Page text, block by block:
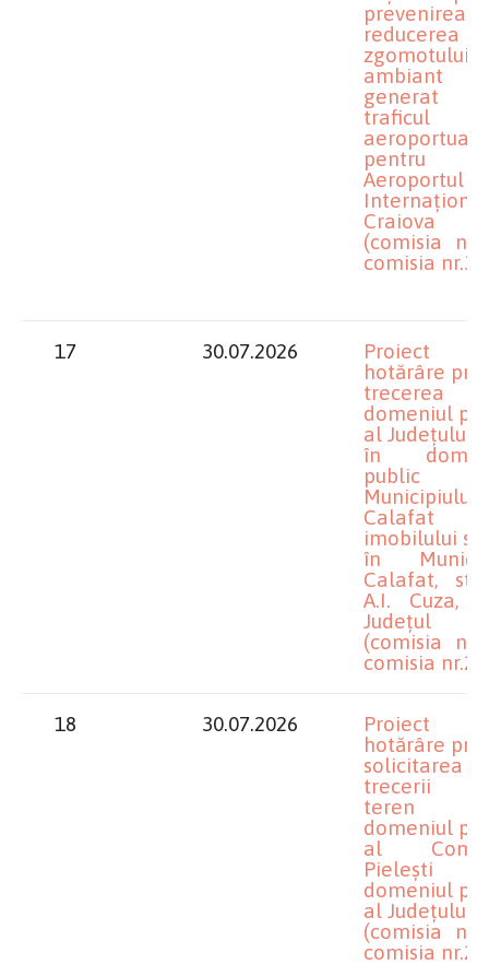
reducerea
zgomotului
ambiant
generat
traficul
aeroportuar
pentru
Aeroportul
Internațional
Craiova
(comisia
comisia nr.3)
17 30.07.2026
Proiect
hotărâre
trecerea
domeniul
al Județului
în
public
Municipiului
Calafat
imobilului
în
Calafat,
A.I. Cuza,
Județul
(comisia
comisia nr.2)
18 30.07.2026
Proiect
hotărâre
solicitarea
trecerii
teren
domeniul
al
Pielești
domeniul
al Județului
(comisia
comisia nr.2)